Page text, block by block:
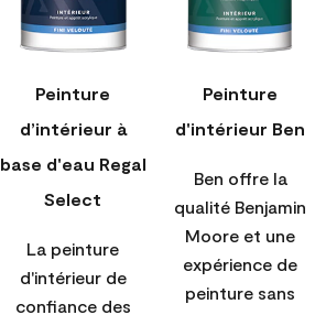
Peinture
d’intérieur à
base d'eau Regal
Select
La peinture
d'intérieur de
confiance des
Peinture
d'intérieur Ben
Ben offre la
qualité Benjamin
Moore et une
expérience de
peinture sans